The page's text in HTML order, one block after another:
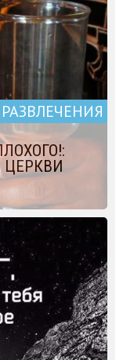
РАЗВЛЕЧЕНИЯ